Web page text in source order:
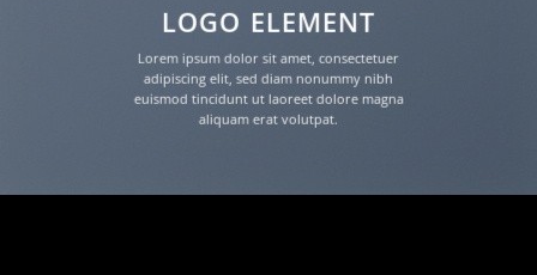
LOGO ELEMENT
Lorem ipsum dolor sit amet, consectetuer
adipiscing elit, sed diam nonummy nibh
euismod tincidunt ut laoreet dolore magna
aliquam erat volutpat.